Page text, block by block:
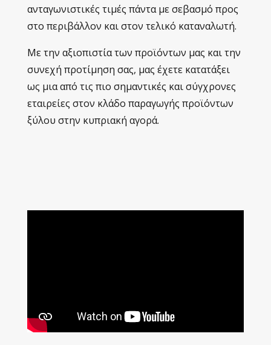
ανταγωνιστικές τιμές πάντα με σεβασμό προς
στο περιβάλλον και στον τελικό καταναλωτή.
Με την αξιοπιστία των προϊόντων μας και την
συνεχή προτίμηση σας, μας έχετε κατατάξει
ως μια από τις πιο σημαντικές και σύγχρονες
εταιρείες στον κλάδο παραγωγής προϊόντων
ξύλου στην κυπριακή αγορά.